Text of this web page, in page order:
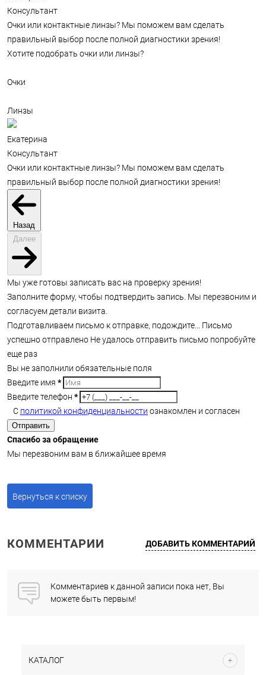
Консультант
Очки или контактные линзы? Мы поможем вам сделать
правильный выбор после полной диагностики зрения!
Хотите подобрать очки или линзы?
Очки
Линзы
Екатерина
Консультант
Очки или контактные линзы? Мы поможем вам сделать
правильный выбор после полной диагностики зрения!
Назад
Далее
Мы уже готовы записать вас на проверку зрения!
Заполните форму, чтобы подтвердить запись. Мы перезвоним и
согласуем детали визита.
Подготавливаем письмо к отправке, подождите...
Письмо
успешно отправлено Не удалось отправить письмо попробуйте
еще раз
Вы не заполнили обязательные поля
Введите имя *
Введите телефон *
С политикой конфиденциальности ознакомлен и согласен
Отправить
Спасибо за обращение
Мы перезвоним вам в ближайшее время
Вернуться к списку
КОММЕНТАРИИ ДОБАВИТЬ КОММЕНТАРИЙ
Комментариев к данной записи пока нет, Вы
можете быть первым!
КАТАЛОГ